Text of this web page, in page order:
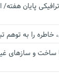
پایان هفته/
خاطره را به توهم
ساخت‌ و سازهای